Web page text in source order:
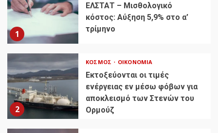
1
ΕΛΣΤΑΤ – Μισθολογικό
κόστος: Αύξηση 5,9% στο α’
τρίμηνο
2
ΚΌΣΜΟΣ ΟΙΚΟΝΟΜΊΑ
Εκτοξεύονται οι τιμές
ενέργειας εν μέσω φόβων για
αποκλεισμό των Στενών του
Ορμούζ